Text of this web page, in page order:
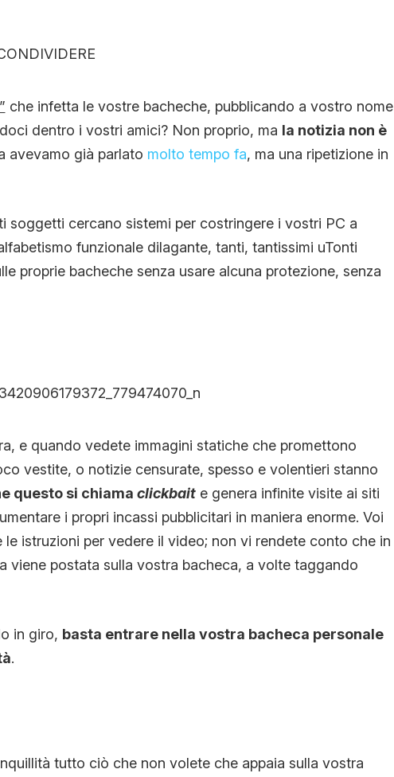
che infetta le vostre bacheche, pubblicando a vostro nome
dentro i vostri amici? Non proprio, ma la notizia non è
avevamo già parlato molto tempo fa, ma una ripetizione in
soggetti cercano sistemi per costringere i vostri PC a
funzionale dilagante, tanti, tantissimi uTonti
proprie bacheche senza usare alcuna protezione, senza
e quando vedete immagini statiche che promettono
vestite, o notizie censurate, spesso e volentieri stanno
questo si chiama clickbaite genera infinite visite ai siti
i propri incassi pubblicitari in maniera enorme. Voi
istruzioni per vedere il video; non vi rendete conto che in
viene postata sulla vostra bacheca, a volte taggando
in giro, basta entrare nella vostra bacheca personale
.
tutto ciò che non volete che appaia sulla vostra